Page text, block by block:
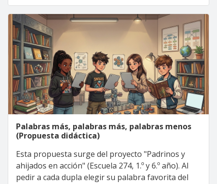
Palabras más, palabras más, palabras menos
(Propuesta didáctica)
Esta propuesta surge del proyecto "Padrinos y
ahijados en acción" (Escuela 274, 1.º y 6.º año). Al
pedir a cada dupla elegir su palabra favorita del